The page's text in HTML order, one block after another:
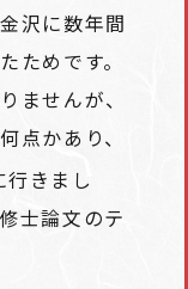
沢に数年間
ためです。
ませんが、
点かあり、
行きまし
士論文のテ